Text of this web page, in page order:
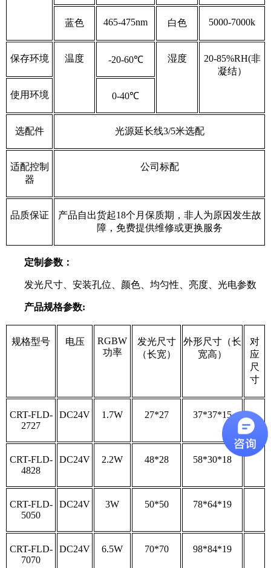
蓝色 465-475nm 白色 5000-7000k
保存环境 温度 -20-60℃ 湿度
20-85%RH(非
凝结）
使用环境 0-40℃
选配件 光源延长线3/5米选配
适配控制
器
公司标配
品质保证
产品自出货起18个月保质期，非人为原因发生故
障，免费提供维修或更换服务
定制参数：
发光尺寸、安装孔位、颜色、均匀性、亮度、光电参数
产品规格参数:
规格型号 电压
RGBW
功率
发光尺寸
（长宽）
外形尺寸（长
宽高）
对
应
尺
寸
CRT-FLD-
2727
DC24V 1.7W 27*27 37*37*15
CRT-FLD-
4828
DC24V 2.2W 48*28 58*30*18
CRT-FLD-
5050
DC24V 3W 50*50 78*64*19
CRT-FLD-
7070
DC24V 6.5W 70*70 98*84*19